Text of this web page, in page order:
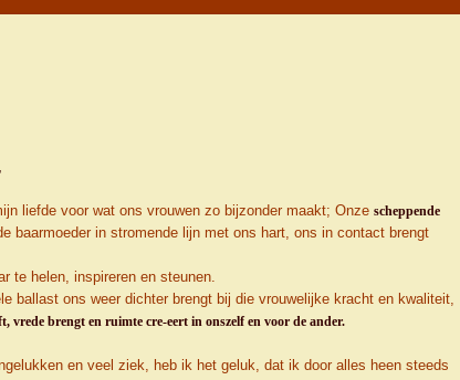
liefde voor wat ons vrouwen zo bijzonder maakt; Onze scheppende
baarmoeder in stromende lijn met ons hart, ons in contact brengt
te helen, inspireren en steunen.
ballast ons weer dichter brengt bij die vrouwelijke kracht en kwaliteit,
vrede brengt en ruimte cre-eert in onszelf en voor de ander.
en veel ziek, heb ik het geluk, dat ik door alles heen steeds